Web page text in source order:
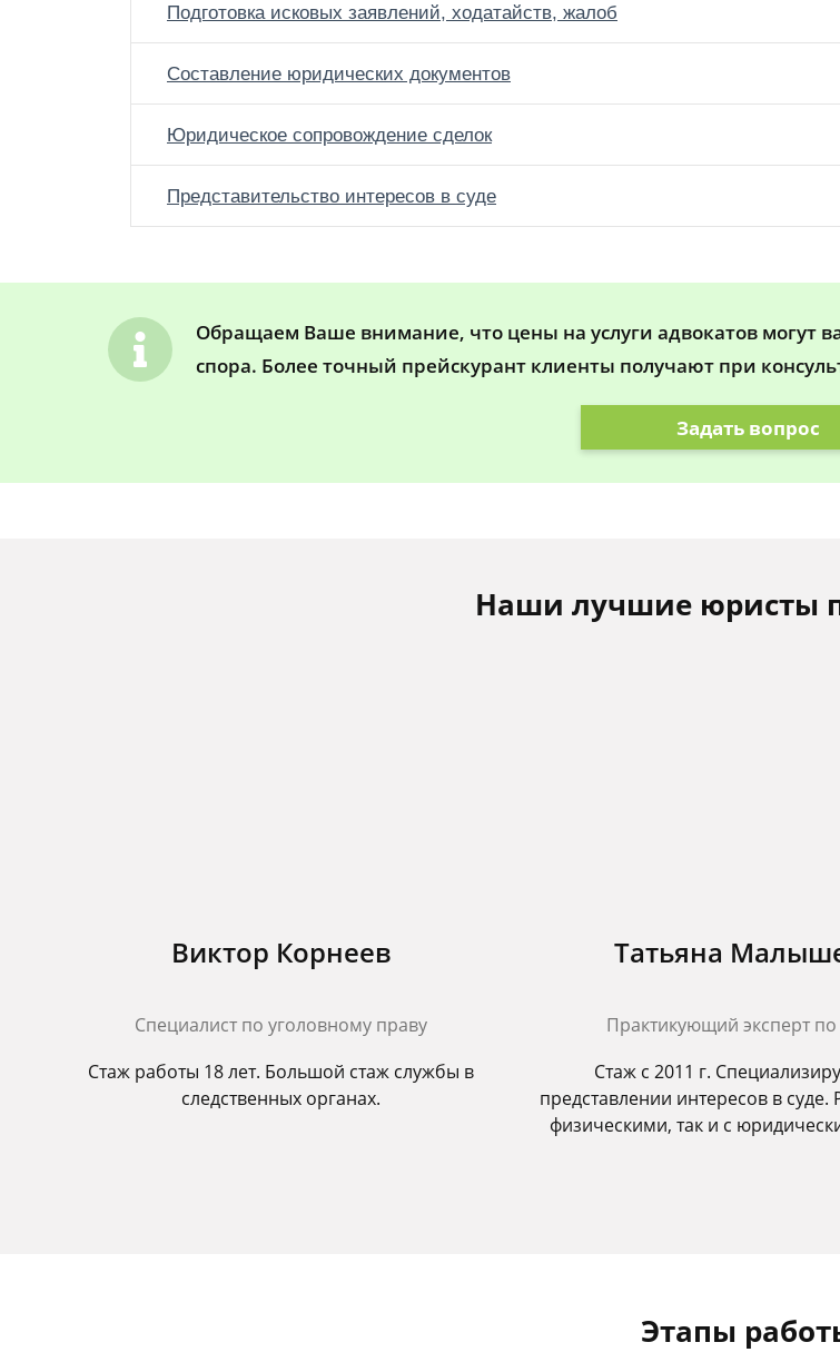
Подготовка исковых заявлений, ходатайств, жалоб
Составление юридических документов
Юридическое сопровождение сделок
Представительство интересов в суде
Обращаем Ваше внимание, что цены на услуги адвокатов могут
спора. Более точный прейскурант клиенты получают при
Задать вопрос
Наши лучшие юристы
Виктор Корнеев
Cпециалист по уголовному праву
Стаж работы 18 лет. Большой стаж службы в
следственных органах.
Татьяна
Практикующий эксперт
Стаж с 2011 г.
представлении интересов в суде.
физическими, так и с
Этапы